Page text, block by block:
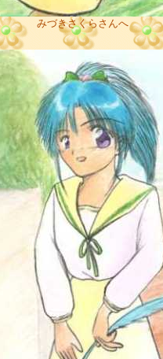
みづきさくらさんへ